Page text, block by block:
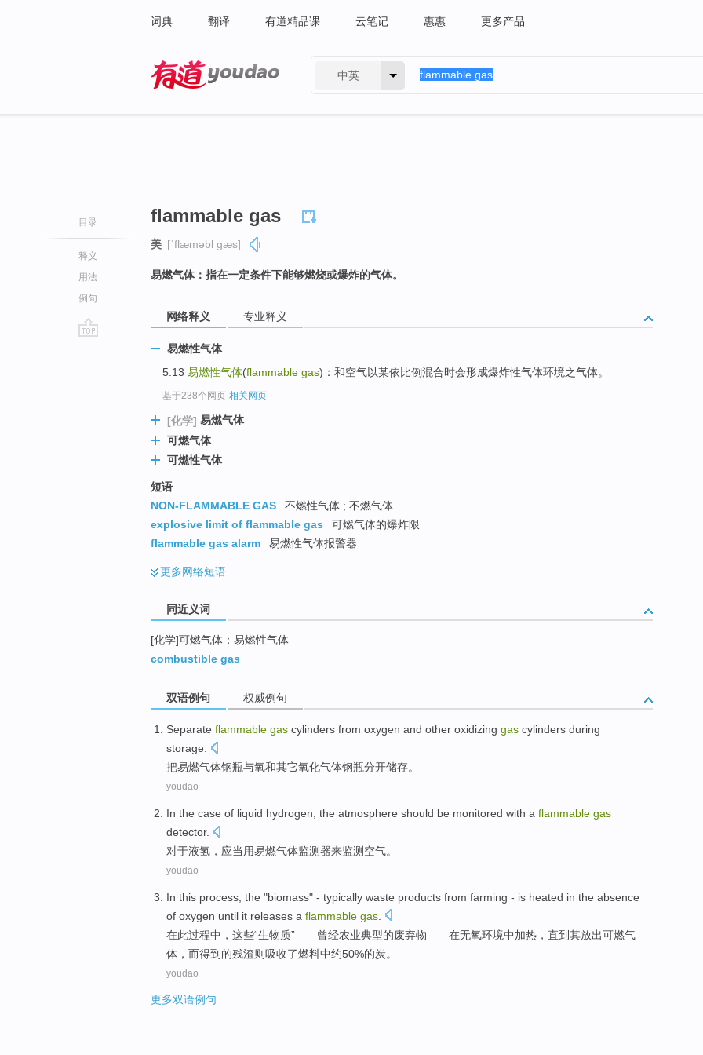
词典 翻译 有道精品课 云笔记 惠惠 更多产品
中英
目录
释义
用法
例句
flammable gas
美 [ˈflæməbl ɡæs]
易燃气体：指在一定条件下能够燃烧或爆炸的气体。
网络释义 专业释义
易燃性气体
5.13 易燃性气体(flammable gas)：和空气以某依比例混合时会形成爆炸性气体环境之气体。
基于238个网页-相关网页
[化学] 易燃气体
可燃气体
可燃性气体
短语
NON-FLAMMABLE GAS
不燃性气体 ; 不燃气体
explosive limit of flammable gas
可燃气体的爆炸限
flammable gas alarm
易燃性气体报警器
更多网络短语
同近义词
[化学]可燃气体；易燃性气体
combustible gas
双语例句 权威例句
Separate flammable gas cylinders from oxygen and other oxidizing gas cylinders during
storage
把易燃气体钢瓶与氧和其它氧化气体钢瓶分开储存。
youdao
In the case of liquid hydrogen the atmosphere should be monitored with a flammable gas
detector.
对于液氢 ， 应当 用易燃气体监测器来监测 空气。
youdao
In this process the "biomass" - typically waste products from farming - is heated in the absence
of oxygen until it releases a flammable gas
在此过程中 ， 这些“生物质”——曾经农业典型的废弃物——在无氧环境中加热 ， 直到其放出可燃气
体， 而得到的残渣则吸收了燃料中约50%的炭。
youdao
更多双语例句